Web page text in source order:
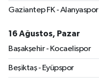
Gaziantep FK - Alanyaspor
16 Ağustos, Pazar
Başakşehir - Kocaelispor
Beşiktaş - Eyüpspor